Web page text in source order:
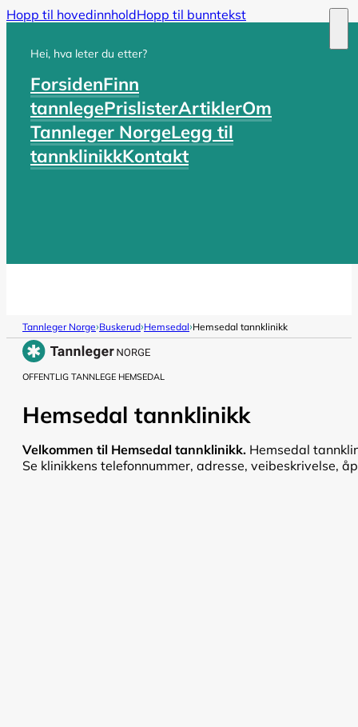
Hopp til hovedinnholdHopp til bunntekst
Hei, hva leter du etter?
ForsidenFinn
tannlegePrislisterArtiklerOm
Tannleger NorgeLegg til
tannklinikkKontakt
Tannleger Norge›Buskerud›Hemsedal›Hemsedal tannklinikk
OFFENTLIG TANNLEGE HEMSEDAL
Hemsedal tannklinikk
Velkommen til Hemsedal tannklinikk. Hemsedal
Se klinikkens telefonnummer, adresse, veibeskrivelse,